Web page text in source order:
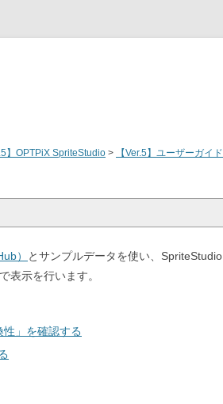
】OPTPiX SpriteStudio > 【Ver.5】ユーザーガイド
）
とサンプルデータを使い、SpriteStudio
表示を行います。
」を確認する